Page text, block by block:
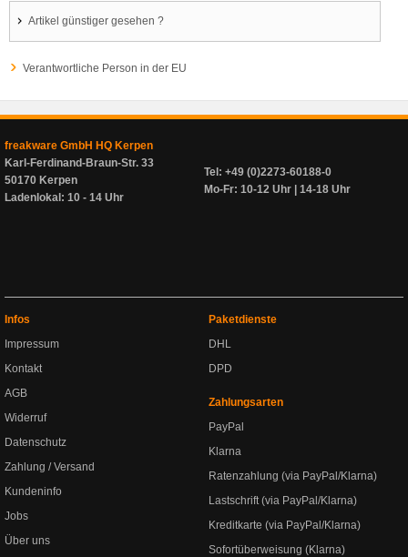
Artikel günstiger gesehen ?
Verantwortliche Person in der EU
freakware GmbH HQ Kerpen
Karl-Ferdinand-Braun-Str. 33
50170 Kerpen
Ladenlokal: 10 - 14 Uhr
Tel: +49 (0)2273-60188-0
Mo-Fr: 10-12 Uhr | 14-18 Uhr
Infos
Impressum
Kontakt
AGB
Widerruf
Datenschutz
Zahlung / Versand
Kundeninfo
Jobs
Über uns
Paketdienste
DHL
DPD
Zahlungsarten
PayPal
Klarna
Ratenzahlung (via PayPal/Klarna)
Lastschrift (via PayPal/Klarna)
Kreditkarte (via PayPal/Klarna)
Sofortüberweisung (Klarna)